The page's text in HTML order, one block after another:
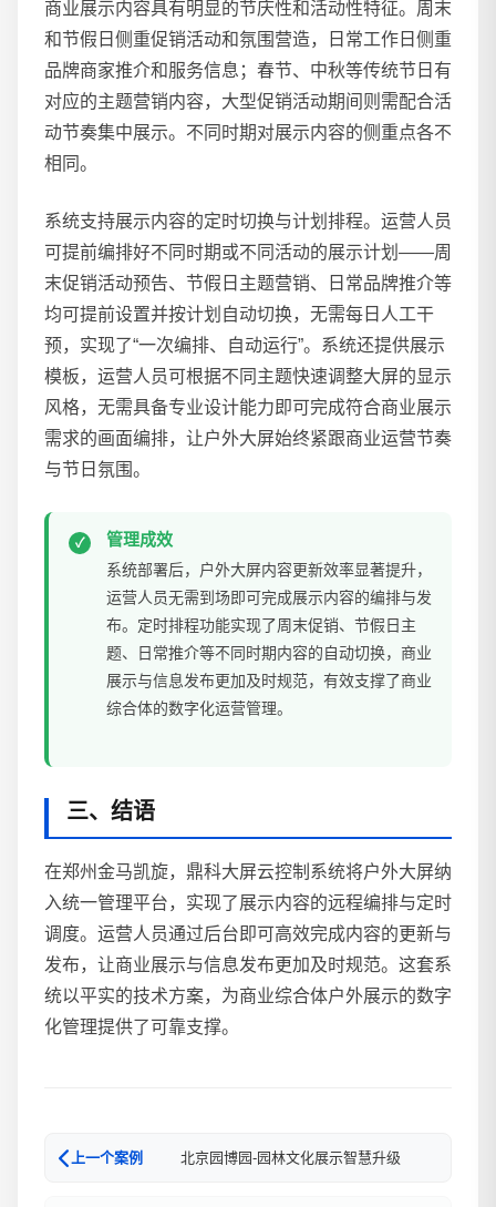
商业展示内容具有明显的节庆性和活动性特征。周末
和节假日侧重促销活动和氛围营造，日常工作日侧重
品牌商家推介和服务信息；春节、中秋等传统节日有
对应的主题营销内容，大型促销活动期间则需配合活
动节奏集中展示。不同时期对展示内容的侧重点各不
相同。
系统支持展示内容的定时切换与计划排程。运营人员
可提前编排好不同时期或不同活动的展示计划——周
末促销活动预告、节假日主题营销、日常品牌推介等
均可提前设置并按计划自动切换，无需每日人工干
预，实现了“一次编排、自动运行”。系统还提供展示
模板，运营人员可根据不同主题快速调整大屏的显示
风格，无需具备专业设计能力即可完成符合商业展示
需求的画面编排，让户外大屏始终紧跟商业运营节奏
与节日氛围。
管理成效
系统部署后，户外大屏内容更新效率显著提升，
运营人员无需到场即可完成展示内容的编排与发
布。定时排程功能实现了周末促销、节假日主
题、日常推介等不同时期内容的自动切换，商业
展示与信息发布更加及时规范，有效支撑了商业
综合体的数字化运营管理。
三、结语
在郑州金马凯旋，鼎科大屏云控制系统将户外大屏纳
入统一管理平台，实现了展示内容的远程编排与定时
调度。运营人员通过后台即可高效完成内容的更新与
发布，让商业展示与信息发布更加及时规范。这套系
统以平实的技术方案，为商业综合体户外展示的数字
化管理提供了可靠支撑。
上一个案例 北京园博园-园林文化展示智慧升级